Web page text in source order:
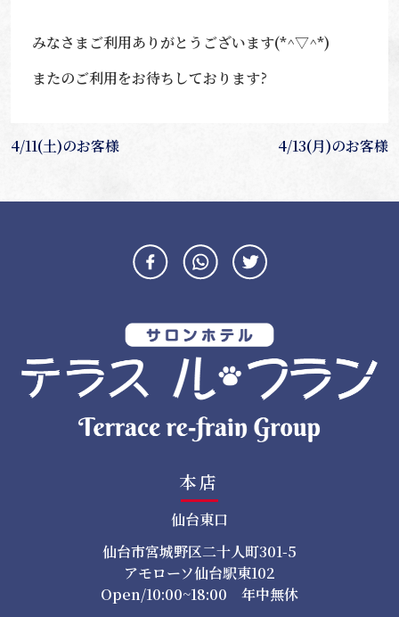
みなさまご利用ありがとうございます(*^▽^*)
またのご利用をお待ちしております?
投
ビ
4/11(土)のお客様 4/13(月)のお客様
本店
仙台東口
仙台市宮城野区二十人町301-5
アモローソ仙台駅東102
Open/10:00~18:00 年中無休